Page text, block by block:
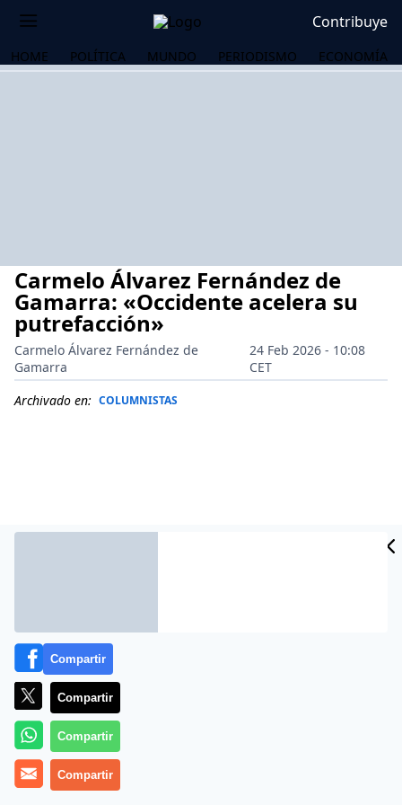
Contribuye
HOME POLÍTICA MUNDO PERIODISMO ECONOMÍA
Carmelo Álvarez Fernández de
Gamarra: «Occidente acelera su
putrefacción»
Carmelo Álvarez Fernández de
Gamarra
24 Feb 2026 - 10:08
CET
Archivado en: COLUMNISTAS
Más información
Compartir
Compartir
Compartir
Compartir